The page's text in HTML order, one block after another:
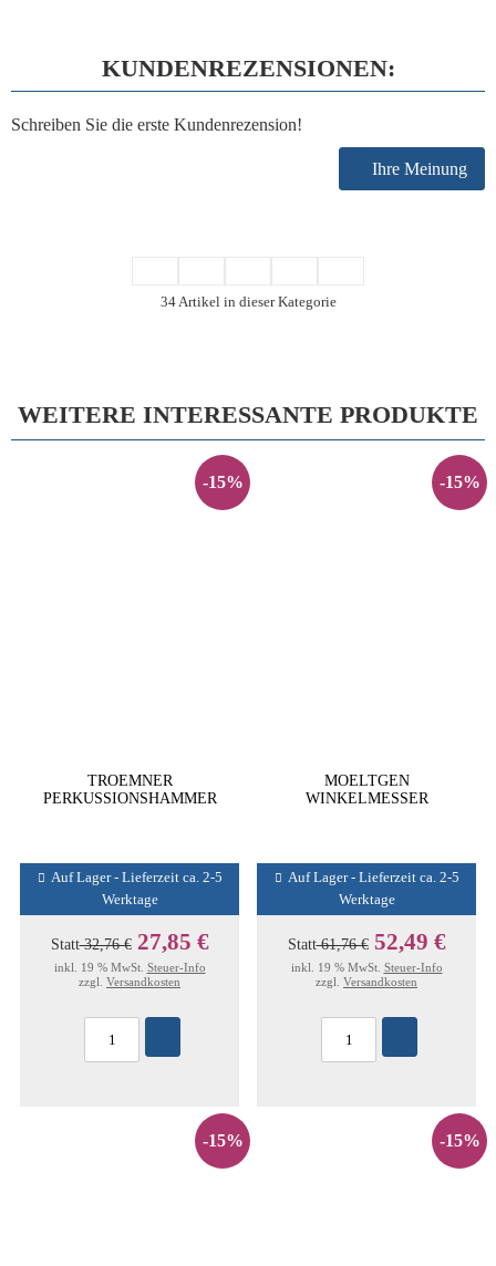
KUNDENREZENSIONEN:
Schreiben Sie die erste Kundenrezension!
Ihre Meinung
34 Artikel in dieser Kategorie
WEITERE INTERESSANTE PRODUKTE
-15%
TROEMNER
PERKUSSIONSHAMMER
Auf Lager - Lieferzeit ca. 2-5
Werktage
Statt32,76 € 27,85 €
inkl. 19 % MwSt. Steuer-Info
zzgl. Versandkosten
-15%
MOELTGEN
WINKELMESSER
Auf Lager - Lieferzeit ca. 2-5
Werktage
Statt61,76 € 52,49 €
inkl. 19 % MwSt. Steuer-Info
zzgl. Versandkosten
-15% -15%